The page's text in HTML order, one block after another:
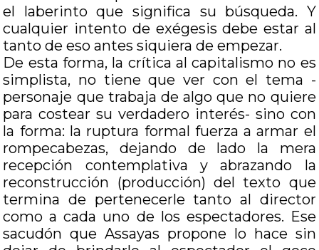
el laberinto que significa su búsqueda. Y
cualquier intento de exégesis debe estar al
tanto de eso antes siquiera de empezar.
De esta forma, la crítica al capitalismo no es
simplista, no tiene que ver con el tema -
personaje que trabaja de algo que no quiere
para costear su verdadero interés- sino con
la forma: la ruptura formal fuerza a armar el
rompecabezas, dejando de lado la mera
recepción contemplativa y abrazando la
reconstrucción (producción) del texto que
termina de pertenecerle tanto al director
como a cada uno de los espectadores. Ese
sacudón que Assayas propone lo hace sin